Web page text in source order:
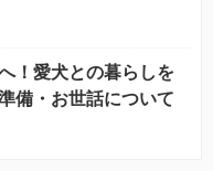
！愛犬との暮らしを
備・お世話について